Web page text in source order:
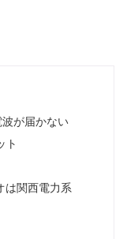
が届かない
ト
は関西電力系